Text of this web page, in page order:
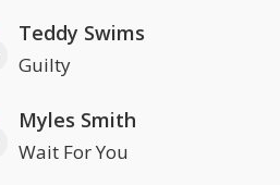
Teddy Swims
Guilty
Myles Smith
Wait For You